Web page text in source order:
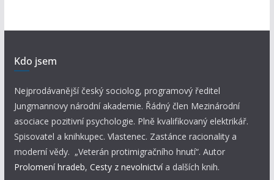
Kdo jsem
Nejprodávanější český sociolog, programový ředitel
Jungmannovy národní akademie. Řádný člen Mezinárodní
asociace pozitivní psychologie. Plně kvalifikovaný elektrikář.
Spisovatel a knihkupec. Vlastenec. Zastánce racionality a
moderní vědy. „Veterán protimigračního hnutí“. Autor
Prolomení hradeb, Cesty z nevolnictví a dalších knih.